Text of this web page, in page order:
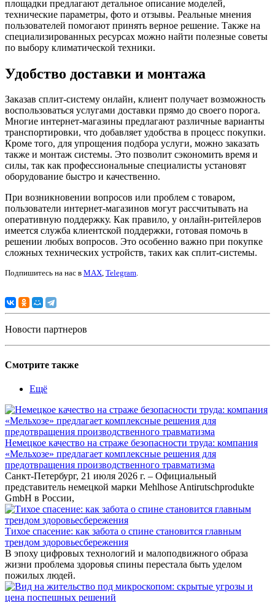
площадки предлагают детальное описание моделей,
технические параметры, фото и отзывы. Реальные мнения
пользователей помогают принять верное решение. Также на
специализированных ресурсах можно найти полезные советы
по выбору климатической техники.
Удобство доставки и монтажа
Заказав сплит-систему онлайн, клиент получает возможность
воспользоваться услугами доставки прямо до своего порога.
Многие интернет-магазины предлагают различные варианты
транспортировки, что добавляет удобства в процесс покупки.
Кроме того, для упрощения подбора услуги, можно заказать
также и монтаж системы. Это позволит сэкономить время и
силы, так как профессиональные специалисты установят
оборудование быстро и качественно.
При возникновении вопросов или проблем с товаром,
пользователи интернет-магазинов могут рассчитывать на
оперативную поддержку. Как правило, у онлайн-ритейлеров
имеется служба клиентской поддержки, готовая помочь в
решении любых вопросов. Это особенно важно при покупке
сложных технических устройств, таких как сплит-системы.
Подпишитесь на нас в MAX, Telegram.
Новости партнеров
Смотрите также
Ещё
Немецкое качество на страже безопасности труда: компания
«Мельхозе» предлагает комплексные решения для
предотвращения производственного травматизма
Санкт-Петербург, 21 июля 2026 г. – Официальный
представитель немецкой марки Mehlhose Antirutschprodukte
GmbH в России,
Тихое спасение: как забота о спине становится главным
трендом здоровьесбережения
В эпоху цифровых технологий и малоподвижного образа
жизни проблема здоровья спины перестала быть уделом
пожилых людей.